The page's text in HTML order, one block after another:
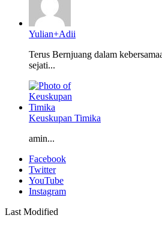
Yulian+Adii
Terus Bernjuang dalam
sejati...
Keuskupan Timika
amin...
Facebook
Twitter
YouTube
Instagram
Last Modified